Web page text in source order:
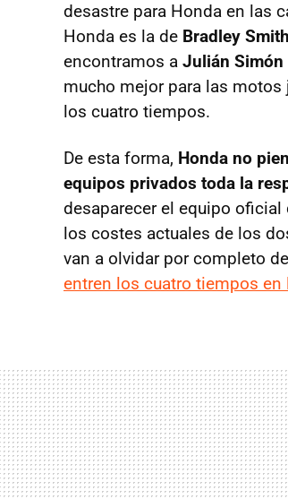
desastre para Honda en las
Honda es la de Bradley Smith
encontramos a Julián Simón
mucho mejor para las
los cuatro tiempos.
De esta forma, Honda no
equipos privados toda la
desaparecer el equipo
los costes actuales de los
van a olvidar por completo
entren los cuatro tiempos en